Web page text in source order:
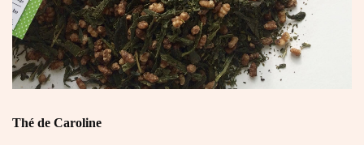
Thé de Caroline